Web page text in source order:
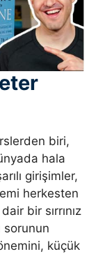
biri,
hala
girişimler,
herkesten
bir sırrınız
sorunun
küçük